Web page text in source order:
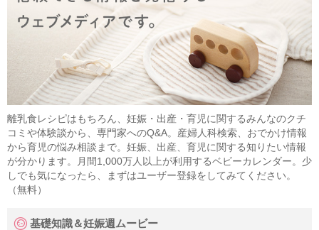
離乳食レシピはもちろん、妊娠・出産・育児に関するみんなのクチ
コミや体験談から、専門家へのQ&A。産婦人科検索、おでかけ情報
から育児の悩み相談まで。妊娠、出産、育児に関する知りたい情報
が分かります。月間1,000万人以上が利用するベビーカレンダー。少
しでも気になったら、まずはユーザー登録をしてみてください。
（無料）
基礎知識＆妊娠週ムービー